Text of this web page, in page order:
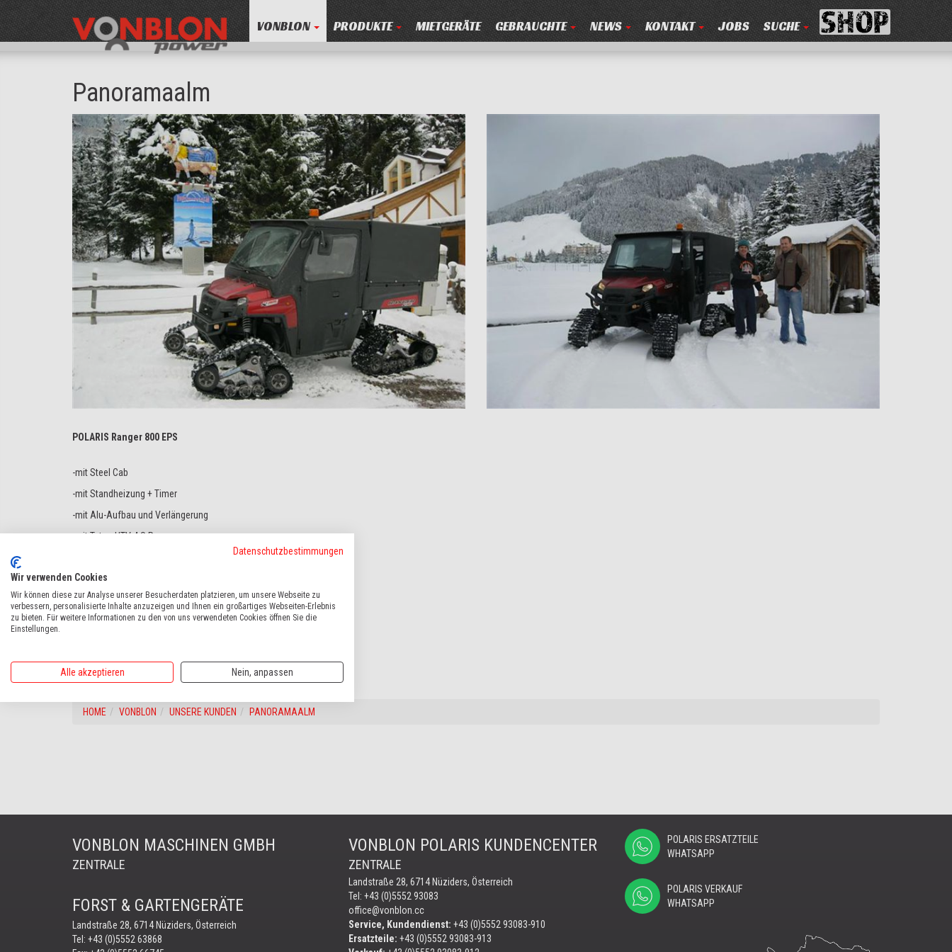
VONBLON PRODUKTE MIETGERÄTE GEBRAUCHTE NEWS KONTAKT JOBS SUCHE
Panoramaalm
POLARIS Ranger 800 EPS
-mit Steel Cab
-mit Standheizung + Timer
-mit Alu-Aufbau und Verlängerung
-mit Tatou UTV 4 S Raupen
-uvm.
Absolute Hüttenwirtausführung!
zurück weiter
HOME VONBLON UNSERE KUNDEN PANORAMAALM
VONBLON MASCHINEN GMBH
ZENTRALE
FORST & GARTENGERÄTE
Landstraße 28, 6714 Nüziders, Österreich
Tel: +43 (0)5552 63868
VONBLON POLARIS KUNDENCENTER
ZENTRALE
Landstraße 28, 6714 Nüziders, Österreich
Tel: +43 (0)5552 93083
office@vonblon.cc
Service, Kundendienst: +43 (0)5552 93083-910
Ersatzteile: +43 (0)5552 93083-913
POLARIS ERSATZTEILE
WHATSAPP
POLARIS VERKAUF
WHATSAPP
Datenschutzbestimmungen
Wir verwenden Cookies
Wir können diese zur Analyse unserer Besucherdaten platzieren, um unsere Webseite zu
verbessern, personalisierte Inhalte anzuzeigen und Ihnen ein großartiges Webseiten-Erlebnis
zu bieten. Für weitere Informationen zu den von uns verwendeten Cookies öffnen Sie die
Einstellungen.
Alle akzeptieren Nein, anpassen